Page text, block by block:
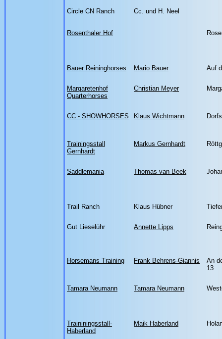
Circle CN Ranch Cc. und H. Neel
Rosenthaler Hof
Bauer Reininghorses Mario Bauer Auf
Margaretenhof
Quarterhorses
Christian Meyer
CC - SHOWHORSES Klaus Wichtmann
Trainingsstall
Gernhardt
Markus Gernhardt
Saddlemania Thomas van Beek
Trail Ranch Klaus Hübner
Gut Lieselühr Annette Lipps
Horsemans Training Frank Behrens-Giannis
An
13
Tamara Neumann Tamara Neumann
Traininingsstall-
Haberland
Maik Haberland